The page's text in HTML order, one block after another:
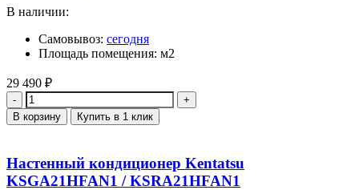
В наличии:
Самовывоз: сегодня
Площадь помещения: м2
29 490 ₽
Количество
В корзину Купить в 1 клик
Настенный кондиционер Kentatsu
KSGA21HFAN1 / KSRA21HFAN1